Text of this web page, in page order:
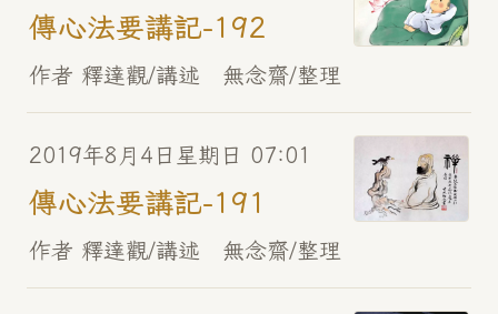
傳心法要講記-192
作者 釋達觀/講述 無念齋/整理
2019年8月4日星期日 07:01
傳心法要講記-191
作者 釋達觀/講述 無念齋/整理